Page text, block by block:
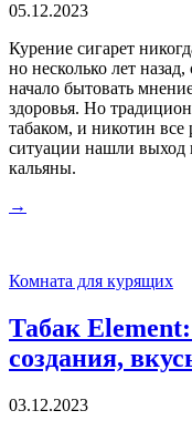
05.12.2023
Курение сигарет
но несколько лет
начало бытовать
здоровья. Но
табаком, и никотин все
ситуации нашли выход
кальяны.
→
Комната для курящих
Табак
создания,
03.12.2023